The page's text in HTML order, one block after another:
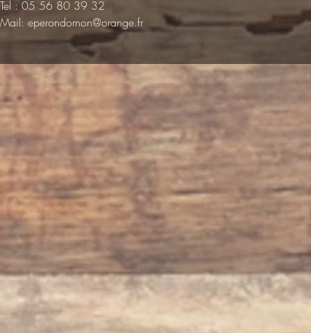
Tel : 05 56 80 39 32
Mail: eperondornon@orange.fr